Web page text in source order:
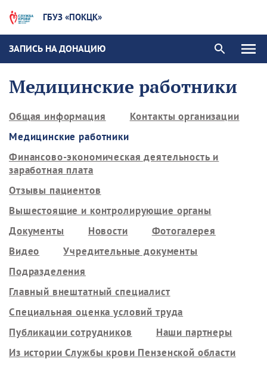
ГБУЗ «ПОКЦК»
ЗАПИСЬ НА ДОНАЦИЮ
Медицинские работники
Общая информация
Контакты организации
Медицинские работники
Финансово-экономическая деятельность и
заработная плата
Отзывы пациентов
Вышестоящие и контролирующие органы
Документы
Новости
Фотогалерея
Видео
Учредительные документы
Подразделения
Главный внештатный специалист
Специальная оценка условий труда
Публикации сотрудников
Наши партнеры
Из истории Службы крови Пензенской области